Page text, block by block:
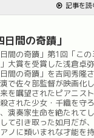
記事を読
日間の奇蹟」
日間の奇蹟」第1回「こ
大賞を受賞した浅倉卓
日間の奇蹟」を吉岡秀隆
で佐々部監督が映画化
を嘱望されたピアニス
された少女・千織を守
演奏家生命を絶たれて
て引き取った如月だが
ノに類いまれな才能を